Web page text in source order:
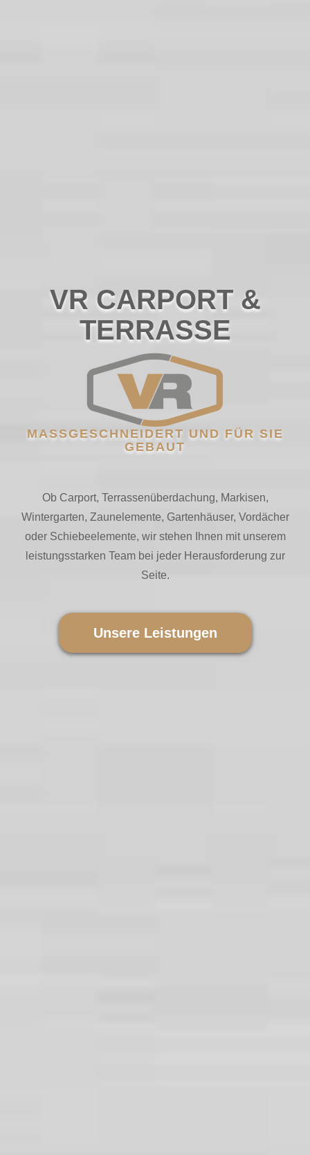
VR CARPORT &
TERRASSE
MASSGESCHNEIDERT UND FÜR SIE G
EBAUT
Ob Carport, Terrassenüberdachung, Markisen,
Wintergarten, Zaunelemente, Gartenhäuser, Vordächer
oder Schiebeelemente, wir stehen Ihnen mit unserem
leistungsstarken Team bei jeder Herausforderung zur
Seite.
Unsere Leistungen